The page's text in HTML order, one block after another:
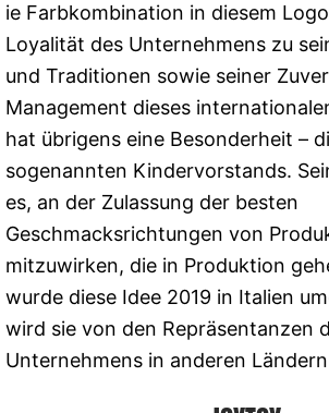
ie Farbkombination in diesem
Loyalität des Unternehmens zu
und Traditionen sowie seiner
Management dieses
hat übrigens eine Besonderheit –
sogenannten Kindervorstands.
es, an der Zulassung der besten
Geschmacksrichtungen von
mitzuwirken, die in Produktion
wurde diese Idee 2019 in Italien
wird sie von den Repräsentanzen
Unternehmens in anderen